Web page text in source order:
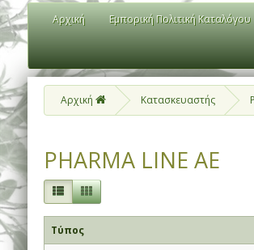
Αρχική Εμπορική Πολιτική Καταλόγου
Αρχική Κατασκευαστής
PHARMA LINE AE
Τύπος